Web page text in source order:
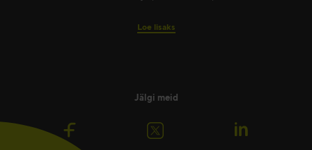
Loe lisaks
Jälgi meid